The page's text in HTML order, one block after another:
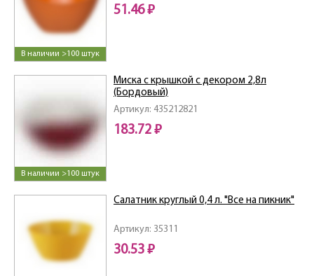
В наличии >100 штук
51.46 ₽
В наличии >100 штук
Артикул: 435212821
Миска с крышкой с декором 2,8л
(Бордовый)
183.72 ₽
Артикул: 35311
Салатник круглый 0,4 л. "Все на пикник"
30.53 ₽